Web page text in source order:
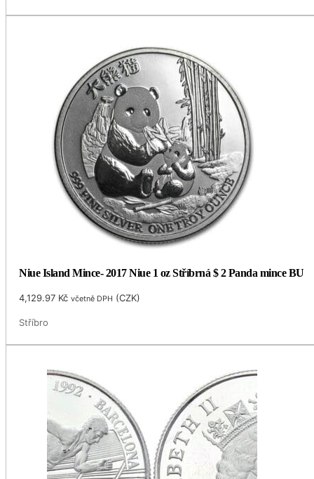
Niue Island Mince- 2017 Niue 1 oz Stříbrná $ 2 Panda mince BU
4,129.97 Kč včetně DPH (CZK)
Stříbro